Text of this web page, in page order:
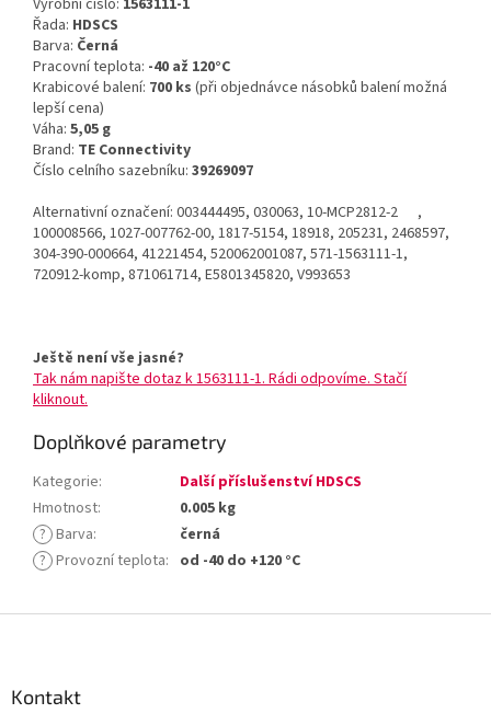
Výrobní číslo: 1563111-1
Řada: HDSCS
Barva: Černá
Pracovní teplota: -40 až 120°C
Krabicové balení: 700 ks (při objednávce násobků balení možná
lepší cena)
Váha: 5,05 g
Brand: TE Connectivity
Číslo celního sazebníku: 39269097
Alternativní označení: 003444495, 030063, 10-MCP2812-2 ,
100008566, 1027-007762-00, 1817-5154, 18918, 205231, 2468597,
304-390-000664, 41221454, 520062001087, 571-1563111-1,
720912-komp, 871061714, E5801345820, V993653
Ještě není vše jasné?
Tak nám napište dotaz k 1563111-1. Rádi odpovíme. Stačí
kliknout.
Doplňkové parametry
Kategorie:
Další příslušenství HDSCS
Hmotnost:
0.005 kg
? Barva:
černá
? Provozní teplota: od -40 do +120 °C
Kontakt